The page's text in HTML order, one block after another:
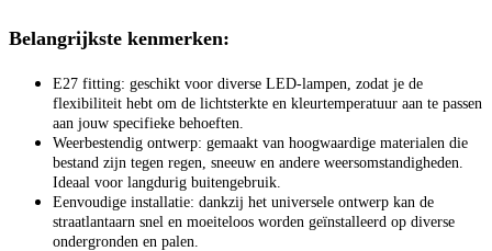
Belangrijkste kenmerken:
E27 fitting: geschikt voor diverse LED-lampen, zodat je de
flexibiliteit hebt om de lichtsterkte en kleurtemperatuur aan te passen
aan jouw specifieke behoeften.
Weerbestendig ontwerp: gemaakt van hoogwaardige materialen die
bestand zijn tegen regen, sneeuw en andere weersomstandigheden.
Ideaal voor langdurig buitengebruik.
Eenvoudige installatie: dankzij het universele ontwerp kan de
straatlantaarn snel en moeiteloos worden geïnstalleerd op diverse
ondergronden en palen.